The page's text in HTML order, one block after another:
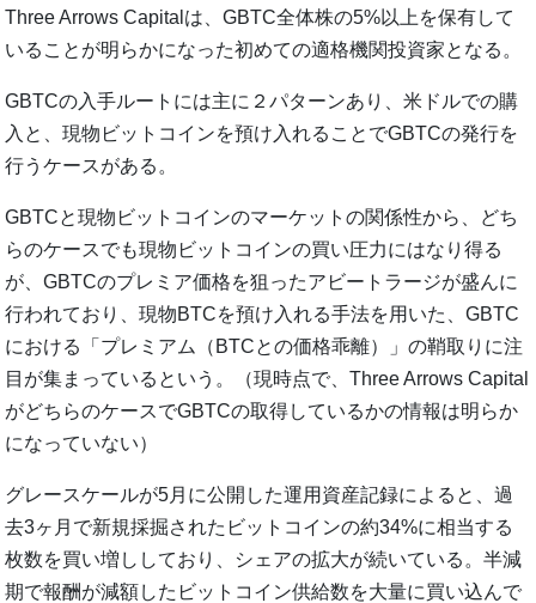
Three Arrows Capitalは、GBTC全体株の5%以上を保有して
いることが明らかになった初めての適格機関投資家となる。
GBTCの入手ルートには主に２パターンあり、米ドルでの購
入と、現物ビットコインを預け入れることでGBTCの発行を
行うケースがある。
GBTCと現物ビットコインのマーケットの関係性から、どち
らのケースでも現物ビットコインの買い圧力にはなり得る
が、GBTCのプレミア価格を狙ったアビートラージが盛んに
行われており、現物BTCを預け入れる手法を用いた、GBTC
における「プレミアム（BTCとの価格乖離）」の鞘取りに注
目が集まっているという。（現時点で、Three Arrows Capital
がどちらのケースでGBTCの取得しているかの情報は明らか
になっていない）
グレースケールが5月に公開した運用資産記録によると、過
去3ヶ月で新規採掘されたビットコインの約34%に相当する
枚数を買い増ししており、シェアの拡大が続いている。半減
期で報酬が減額したビットコイン供給数を大量に買い込んで